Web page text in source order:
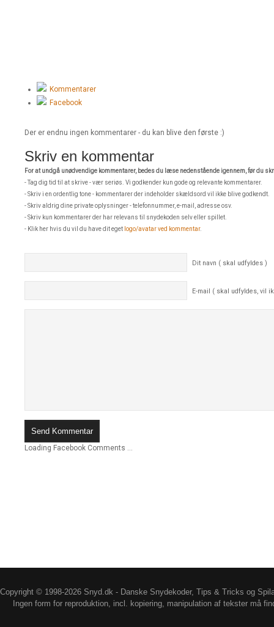
Kommentarer
Facebook
Der er endnu ingen kommentarer - du kan blive den første :)
Skriv en kommentar
For at undgå unødvendige kommentarer, bedes du læse nedenstående igennem, før du
- Tag dig tid til at skrive - vær seriøs. Vi godkender kun gode og relevante kommentarer.
- Skriv i en ordentlig tone - kommentarer der indeholder skældsord vil ikke blive godkendt.
- Skriv aldrig dine private oplysninger - telefonnummer, e-mail, adresse osv.
- Skriv kun kommentarer der har relevans til snydekoden selv eller spillet.
- Klik her hvis du vil du have dit eget logo/avatar ved kommentar.
Dit navn ( skal udfyldes )
E-mail ( skal udfyldes, vil
Loading Facebook Comments ...
Copyright © 1998-2026 Snyd.dk - Danske Snydekoder, Tips & Tricks og
Ingen form for reproduktion, incl. kopiering, manipulation af tekster må